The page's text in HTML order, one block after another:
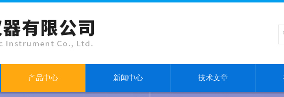
产品中心 新闻中心 技术文章